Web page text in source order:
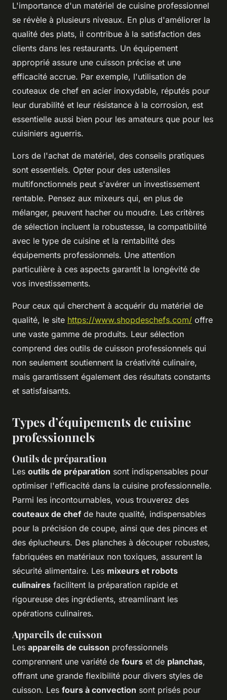
L'importance d'un matériel de cuisine professionnel
se révèle à plusieurs niveaux. En plus d'améliorer la
qualité des plats, il contribue à la satisfaction des
clients dans les restaurants. Un équipement
approprié assure une cuisson précise et une
efficacité accrue. Par exemple, l'utilisation de
couteaux de chef en acier inoxydable, réputés pour
leur durabilité et leur résistance à la corrosion, est
essentielle aussi bien pour les amateurs que pour les
cuisiniers aguerris.
Lors de l'achat de matériel, des conseils pratiques
sont essentiels. Opter pour des ustensiles
multifonctionnels peut s'avérer un investissement
rentable. Pensez aux mixeurs qui, en plus de
mélanger, peuvent hacher ou moudre. Les critères
de sélection incluent la robustesse, la compatibilité
avec le type de cuisine et la rentabilité des
équipements professionnels. Une attention
particulière à ces aspects garantit la longévité de
vos investissements.
Pour ceux qui cherchent à acquérir du matériel de
qualité, le site https://www.shopdeschefs.com/ offre
une vaste gamme de produits. Leur sélection
comprend des outils de cuisson professionnels qui
non seulement soutiennent la créativité culinaire,
mais garantissent également des résultats constants
et satisfaisants.
Types d’équipements de cuisine
professionnels
Outils de préparation
Les outils de préparation sont indispensables pour
optimiser l'efficacité dans la cuisine professionnelle.
Parmi les incontournables, vous trouverez des
couteaux de chef de haute qualité, indispensables
pour la précision de coupe, ainsi que des pinces et
des éplucheurs. Des planches à découper robustes,
fabriquées en matériaux non toxiques, assurent la
sécurité alimentaire. Les mixeurs et robots
culinaires facilitent la préparation rapide et
rigoureuse des ingrédients, streamlinant les
opérations culinaires.
Appareils de cuisson
Les appareils de cuisson professionnels
comprennent une variété de fours et de planchas,
offrant une grande flexibilité pour divers styles de
cuisson. Les fours à convection sont prisés pour